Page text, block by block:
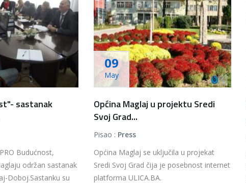
sastanak
Budućnost,
održan sastanak
Doboj.Sastanku su
09
May
Općina Maglaj u projektu Sredi
Svoj Grad...
Pisao : Press
Općina Maglaj se uključila u projekat
Sredi Svoj Grad čija je posebnost internet
platforma ULICA.BA.